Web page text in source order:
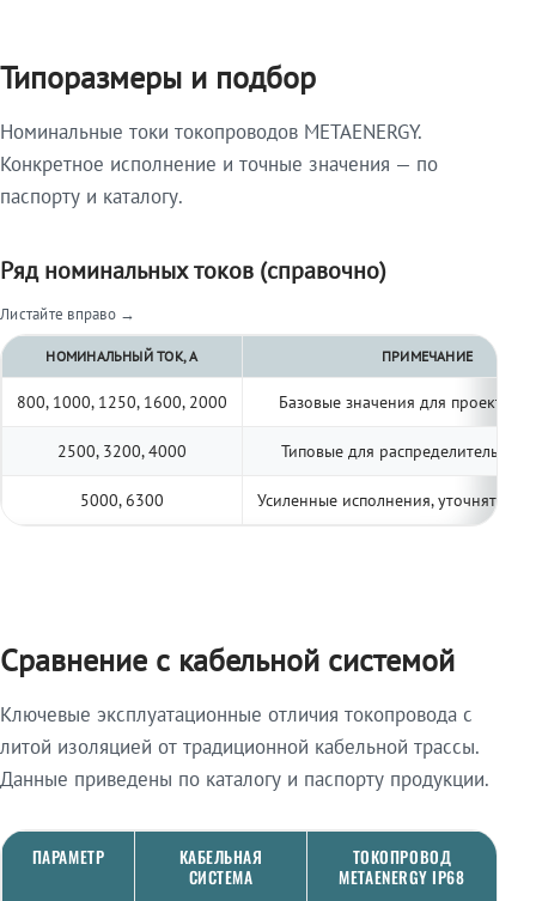
Типоразмеры и подбор
Номинальные токи токопроводов METAENERGY.
Конкретное исполнение и точные значения — по
паспорту и каталогу.
Ряд номинальных токов (справочно)
Листайте вправо →
НОМИНАЛЬНЫЙ ТОК, А ПРИМЕЧАНИЕ
800, 1000, 1250, 1600, 2000 Базовые значения для
2500, 3200, 4000 Типовые для распределительных
5000, 6300 Усиленные исполнения, уточнять по
Сравнение с кабельной системой
Ключевые эксплуатационные отличия токопровода с
литой изоляцией от традиционной кабельной трассы.
Данные приведены по каталогу и паспорту продукции.
ПАРАМЕТР
КАБЕЛЬНАЯ
СИСТЕМА
ТОКОПРОВОД
METAENERGY IP68